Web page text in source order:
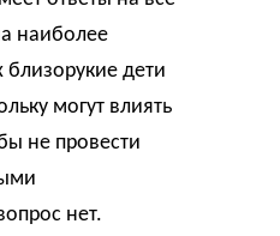
наиболее
дети
могут влиять
не провести
нет.